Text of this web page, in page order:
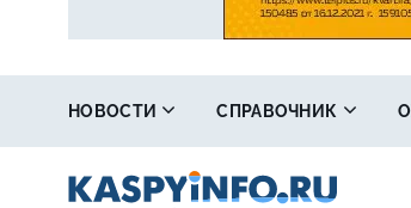
НОВОСТИ СПРАВОЧНИК